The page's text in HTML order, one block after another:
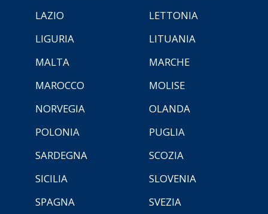
LAZIO
LETTONIA
LIGURIA
LITUANIA
MALTA
MARCHE
MAROCCO
MOLISE
NORVEGIA
OLANDA
POLONIA
PUGLIA
SARDEGNA
SCOZIA
SICILIA
SLOVENIA
SPAGNA
SVEZIA